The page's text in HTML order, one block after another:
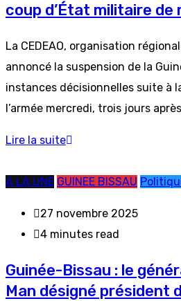
coup d’État militaire de
La CEDEAO, organisation
annoncé la suspension de la
instances décisionnelles suite à
l’armée mercredi, trois jours
Lire la suite
A LA UNE GUINEE BISSAU
27 novembre 2025
4 minutes read
Guinée-Bissau : le
Man désigné président